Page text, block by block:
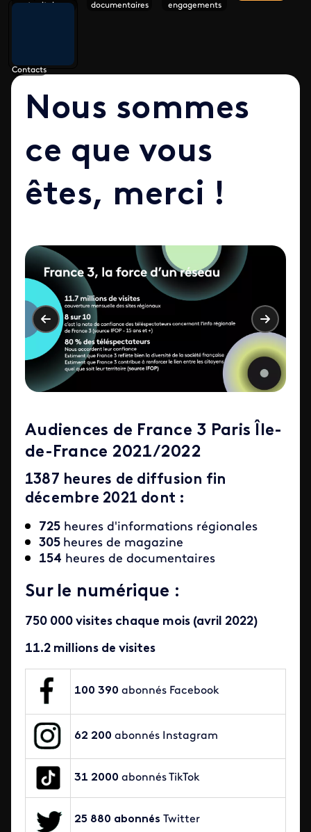
territoire
documentaires
engagements
Contacts
Nous sommes
ce que vous
êtes, merci !
Audiences de France 3 Paris Île-
de-France 2021/2022
1387 heures de diffusion fin
décembre 2021 dont :
725 heures d'informations régionales
305 heures de magazine
154 heures de documentaires
Sur le numérique :
750 000 visites chaque mois (avril 2022)
11.2 millions de visites
100 390 abonnés Facebook
62 200 abonnés Instagram
31 2000 abonnés TikTok
25 880 abonnés Twitter